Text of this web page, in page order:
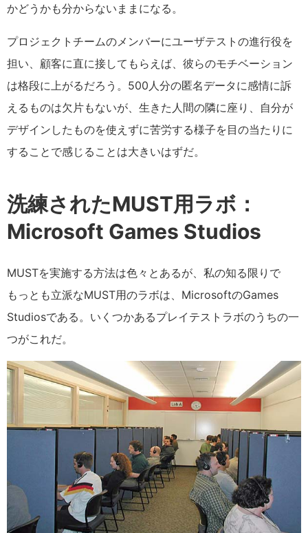
かどうかも分からないままになる。
プロジェクトチームのメンバーにユーザテストの進行役を
担い、顧客に直に接してもらえば、彼らのモチベーション
は格段に上がるだろう。500人分の匿名データに感情に訴
えるものは欠片もないが、生きた人間の隣に座り、自分が
デザインしたものを使えずに苦労する様子を目の当たりに
することで感じることは大きいはずだ。
洗練されたMUST用ラボ：
Microsoft Games Studios
MUSTを実施する方法は色々とあるが、私の知る限りで
もっとも立派なMUST用のラボは、MicrosoftのGames
Studiosである。いくつかあるプレイテストラボのうちの一
つがこれだ。